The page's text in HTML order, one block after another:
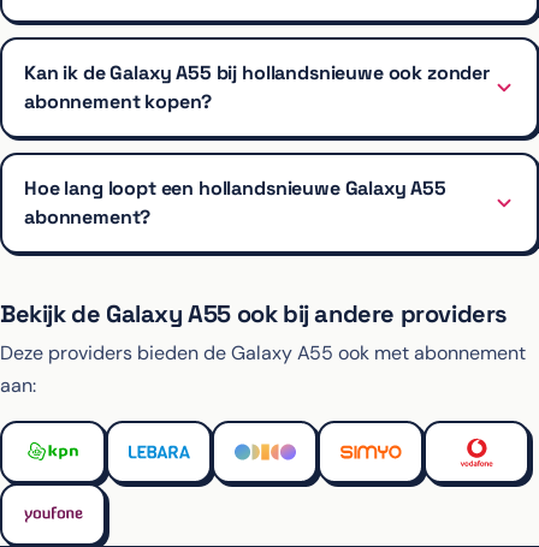
Kan ik de Galaxy A55 bij hollandsnieuwe ook zonder
abonnement kopen?
Hoe lang loopt een hollandsnieuwe Galaxy A55
abonnement?
Bekijk de Galaxy A55 ook bij andere providers
Deze providers bieden de Galaxy A55 ook met abonnement
aan: